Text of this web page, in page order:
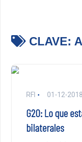
CLAVE:
RFI 01-12-2018
G20: Lo que
bilaterales